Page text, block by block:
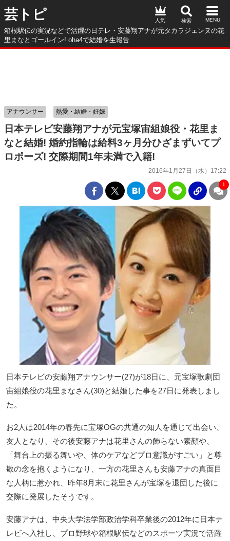
芸トピ
箱根駅伝の実況などで活躍の日テレ・安藤翔アナが元タカラジェンヌの花
里まなとゴールイン! oha4で結婚を生報告
人気
日本テレビ安藤翔アナが元宝塚宙組娘役・花里ま
なと結婚! 婚約指輪は給料3ヶ月分ひざまずいてプ
ロポーズ! 交際期間1年未満で入籍!
2016年1月27日（水）17:22
アナウンサー 熱愛・結婚・妊娠
1
日本テレビの安藤翔アナウンサー(27)が18日に、元宝塚歌劇団
宙組娘役の花里まなさん(30)と結婚した事を27日に発表しまし
た。
お2人は2014年の春先に宝塚OGの共通の知人を通じて出会い、
友人となり、その後安藤アナは花里さんの飾らない素顔や、
「舞台上の振る舞いや、体のケアなどプロ意識がすごい」と尊
敬の念を抱くようになり、一方の花里さんも安藤アナの真面目
な人柄に惹かれ、昨年8月末に花里さんが宝塚を退団した後に
交際に発展したそうです。
安藤アナは、中央大学法学部政治学科卒業後の2012年に日本テ
レビへ入社し、プロ野球や箱根駅伝などのスポーツ実況で活躍